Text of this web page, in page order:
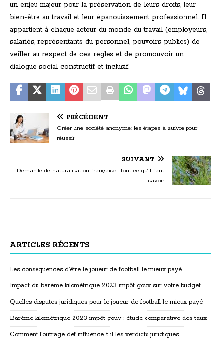
un enjeu majeur pour la préservation de leurs droits, leur
bien-être au travail et leur épanouissement professionnel. Il
appartient à chaque acteur du monde du travail (employeurs,
salariés, représentants du personnel, pouvoirs publics) de
veiller au respect de ces règles et de promouvoir un
dialogue social constructif et inclusif.
PRÉCÉDENT
Créer une société anonyme: les étapes à suivre pour
réussir
SUIVANT
Demande de naturalisation française : tout ce qu’il faut
savoir
ARTICLES RÉCENTS
Les conséquences d’être le joueur de football le mieux payé
Impact du barème kilométrique 2023 impôt gouv sur votre budget
Quelles disputes juridiques pour le joueur de football le mieux payé
Barème kilométrique 2023 impôt gouv : étude comparative des taux
Comment l’outrage def influence-t-il les verdicts juridiques